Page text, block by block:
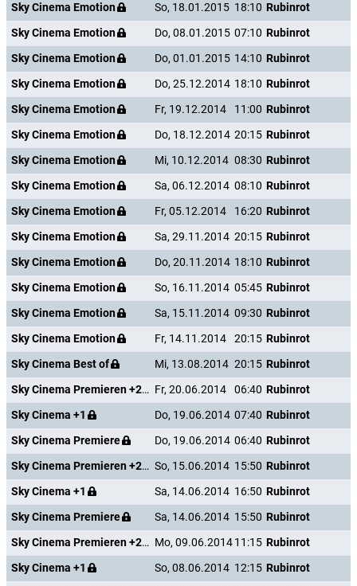
Sky Cinema Emotion
So, 18.01.2015 18:10 Rubinrot
Sky Cinema Emotion
Do, 08.01.2015 07:10 Rubinrot
Sky Cinema Emotion
Do, 01.01.2015 14:10 Rubinrot
Sky Cinema Emotion
Do, 25.12.2014 18:10 Rubinrot
Sky Cinema Emotion
Fr, 19.12.2014 11:00 Rubinrot
Sky Cinema Emotion
Do, 18.12.2014 20:15 Rubinrot
Sky Cinema Emotion
Mi, 10.12.2014 08:30 Rubinrot
Sky Cinema Emotion
Sa, 06.12.2014 08:10 Rubinrot
Sky Cinema Emotion
Fr, 05.12.2014 16:20 Rubinrot
Sky Cinema Emotion
Sa, 29.11.2014 20:15 Rubinrot
Sky Cinema Emotion
Do, 20.11.2014 18:10 Rubinrot
Sky Cinema Emotion
So, 16.11.2014 05:45 Rubinrot
Sky Cinema Emotion
Sa, 15.11.2014 09:30 Rubinrot
Sky Cinema Emotion
Fr, 14.11.2014 20:15 Rubinrot
Sky Cinema Best of
Mi, 13.08.2014 20:15 Rubinrot
Sky Cinema Premieren +24 Fr, 20.06.2014 06:40 Rubinrot
Sky Cinema +1
Do, 19.06.2014 07:40 Rubinrot
Sky Cinema Premiere
Do, 19.06.2014 06:40 Rubinrot
Sky Cinema Premieren +24 So, 15.06.2014 15:50 Rubinrot
Sky Cinema +1
Sa, 14.06.2014 16:50 Rubinrot
Sky Cinema Premiere
Sa, 14.06.2014 15:50 Rubinrot
Sky Cinema Premieren +24 Mo, 09.06.201411:15 Rubinrot
Sky Cinema +1
So, 08.06.2014 12:15 Rubinrot